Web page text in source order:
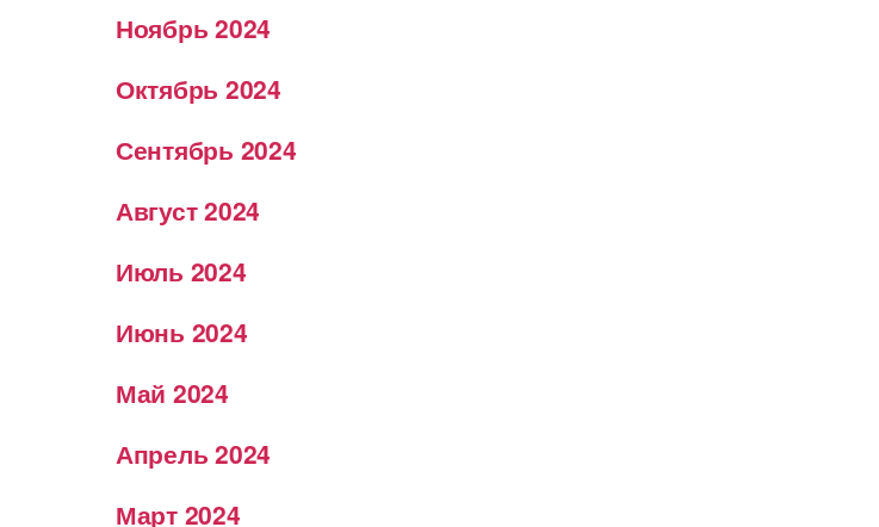
Ноябрь 2024
Октябрь 2024
Сентябрь 2024
Август 2024
Июль 2024
Июнь 2024
Май 2024
Апрель 2024
Март 2024